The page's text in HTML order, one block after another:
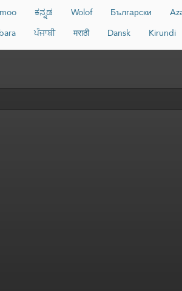
ಕನ್ನಡ Wolof Български
ਪੰਜਾਬੀ मराठी Dansk Kirundi